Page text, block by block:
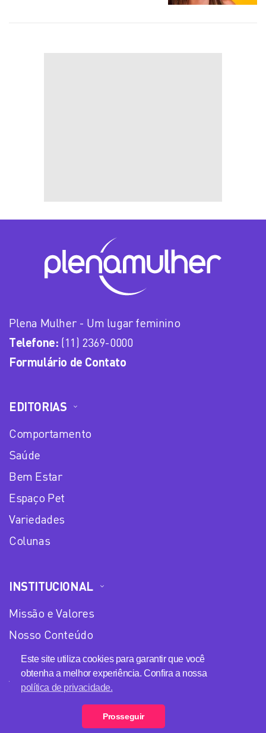
Este site utiliza cookies para garantir que você
obtenha a melhor experiência. Confira a nossa
política de privacidade.
Prosseguir
Plena Mulher - Um lugar feminino
Telefone: (11) 2369-0000
Formulário de Contato
EDITORIAS
Comportamento
Saúde
Bem Estar
Espaço Pet
Variedades
Colunas
INSTITUCIONAL
Missão e Valores
Nosso Conteúdo
Equipe
Anuncie no Plena Mulher
Loja Plena Mulher